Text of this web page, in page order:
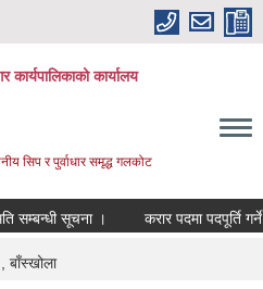
कार्यालय
सिप र पुर्वाधार समृद्ध गलकोट
सम्बन्धी सूचना । करार पदमा पदपूर्ति
बाँस्खोला